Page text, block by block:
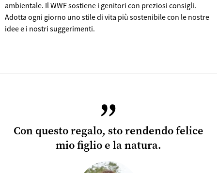
ambientale. Il WWF sostiene i genitori con preziosi consigli.
Adotta ogni giorno uno stile di vita più sostenibile con le nostre
idee e i nostri suggerimenti.
Con questo regalo, sto rendendo felice
mio figlio e la natura.